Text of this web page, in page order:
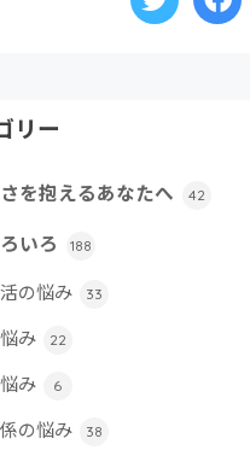
リー
を抱えるあなたへ 42
いろ 188
の悩み 33
み 22
み 6
の悩み 38